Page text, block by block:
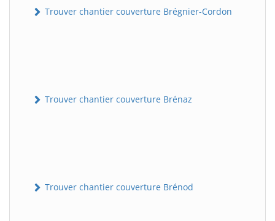
Trouver chantier couverture Brégnier-Cordon
Trouver chantier couverture Brénaz
Trouver chantier couverture Brénod